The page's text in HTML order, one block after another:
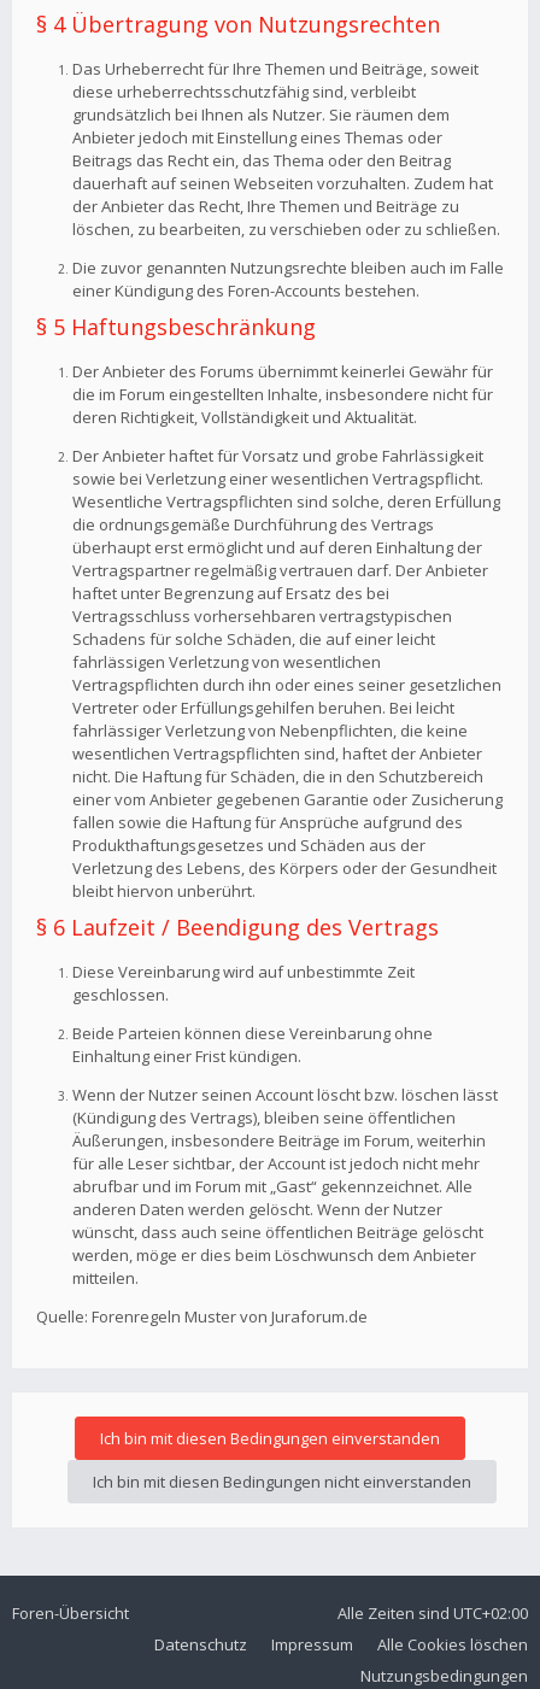
§ 4 Übertragung von Nutzungsrechten
Das Urheberrecht für Ihre Themen und Beiträge, soweit
diese urheberrechtsschutzfähig sind, verbleibt
grundsätzlich bei Ihnen als Nutzer. Sie räumen dem
Anbieter jedoch mit Einstellung eines Themas oder
Beitrags das Recht ein, das Thema oder den Beitrag
dauerhaft auf seinen Webseiten vorzuhalten. Zudem hat
der Anbieter das Recht, Ihre Themen und Beiträge zu
löschen, zu bearbeiten, zu verschieben oder zu schließen.
Die zuvor genannten Nutzungsrechte bleiben auch im Falle
einer Kündigung des Foren-Accounts bestehen.
§ 5 Haftungsbeschränkung
Der Anbieter des Forums übernimmt keinerlei Gewähr für
die im Forum eingestellten Inhalte, insbesondere nicht für
deren Richtigkeit, Vollständigkeit und Aktualität.
Der Anbieter haftet für Vorsatz und grobe Fahrlässigkeit
sowie bei Verletzung einer wesentlichen Vertragspflicht.
Wesentliche Vertragspflichten sind solche, deren Erfüllung
die ordnungsgemäße Durchführung des Vertrags
überhaupt erst ermöglicht und auf deren Einhaltung der
Vertragspartner regelmäßig vertrauen darf. Der Anbieter
haftet unter Begrenzung auf Ersatz des bei
Vertragsschluss vorhersehbaren vertragstypischen
Schadens für solche Schäden, die auf einer leicht
fahrlässigen Verletzung von wesentlichen
Vertragspflichten durch ihn oder eines seiner gesetzlichen
Vertreter oder Erfüllungsgehilfen beruhen. Bei leicht
fahrlässiger Verletzung von Nebenpflichten, die keine
wesentlichen Vertragspflichten sind, haftet der Anbieter
nicht. Die Haftung für Schäden, die in den Schutzbereich
einer vom Anbieter gegebenen Garantie oder Zusicherung
fallen sowie die Haftung für Ansprüche aufgrund des
Produkthaftungsgesetzes und Schäden aus der
Verletzung des Lebens, des Körpers oder der Gesundheit
bleibt hiervon unberührt.
§ 6 Laufzeit / Beendigung des Vertrags
Diese Vereinbarung wird auf unbestimmte Zeit
geschlossen.
Beide Parteien können diese Vereinbarung ohne
Einhaltung einer Frist kündigen.
Wenn der Nutzer seinen Account löscht bzw. löschen lässt
(Kündigung des Vertrags), bleiben seine öffentlichen
Äußerungen, insbesondere Beiträge im Forum, weiterhin
für alle Leser sichtbar, der Account ist jedoch nicht mehr
abrufbar und im Forum mit „Gast“ gekennzeichnet. Alle
anderen Daten werden gelöscht. Wenn der Nutzer
wünscht, dass auch seine öffentlichen Beiträge gelöscht
werden, möge er dies beim Löschwunsch dem Anbieter
mitteilen.
Quelle: Forenregeln Muster von Juraforum.de
Foren-Übersicht Alle Zeiten sind UTC+02:00
Alle Cookies löschen
Impressum
Datenschutz
Nutzungsbedingungen